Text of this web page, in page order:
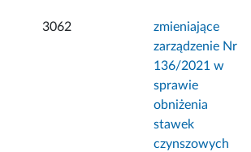
3062
zmieniające
zarządzenie Nr
136/2021 w
sprawie
obniżenia
stawek
czynszowych